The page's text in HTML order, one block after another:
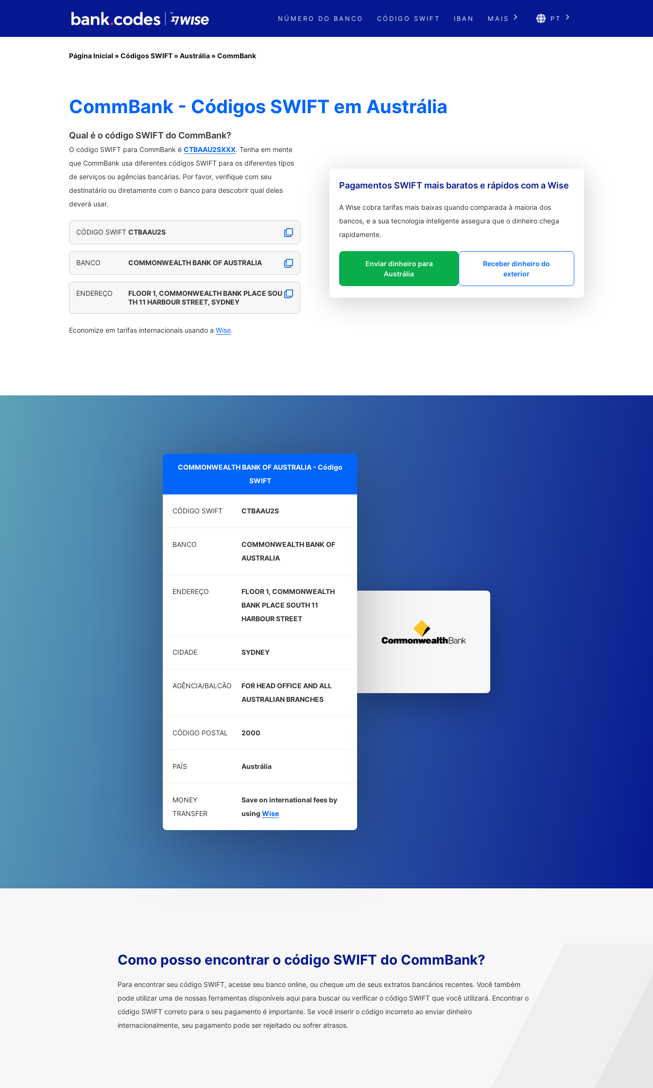
NÚMERO DO BANCO CÓDIGO SWIFT IBAN MAIS PT
Página Inicial » Códigos SWIFT » Austrália » CommBank
CommBank - Códigos SWIFT em Austrália
Qual é o código SWIFT do CommBank?
O código SWIFT para CommBank é CTBAAU2SXXX. Tenha em mente
que CommBank usa diferentes códigos SWIFT para os diferentes tipos
de serviços ou agências bancárias. Por favor, verifique com seu
destinatário ou diretamente com o banco para descobrir qual deles
deverá usar.
CÓDIGO SWIFT CTBAAU2S
BANCO COMMONWEALTH BANK OF AUSTRALIA
ENDEREÇO
FLOOR 1, COMMONWEALTH BANK PLACE SOU
TH 11 HARBOUR STREET, SYDNEY
Economize em tarifas internacionais usando a Wise.
Pagamentos SWIFT mais baratos e rápidos com a Wise
A Wise cobra tarifas mais baixas quando comparada à maioria dos
bancos, e a sua tecnologia inteligente assegura que o dinheiro chega
rapidamente.
Enviar dinheiro para
Austrália
Receber dinheiro do
exterior
COMMONWEALTH BANK OF AUSTRALIA - Código
SWIFT
CÓDIGO SWIFT CTBAAU2S
BANCO
COMMONWEALTH BANK OF
AUSTRALIA
ENDEREÇO
FLOOR 1, COMMONWEALTH
BANK PLACE SOUTH 11
HARBOUR STREET
CIDADE SYDNEY
AGÊNCIA/BALCÃO
FOR HEAD OFFICE AND ALL
AUSTRALIAN BRANCHES
CÓDIGO POSTAL 2000
PAÍS Austrália
MONEY
TRANSFER
Save on international fees by
using Wise
Como posso encontrar o código SWIFT do CommBank?
Para encontrar seu código SWIFT, acesse seu banco online, ou cheque um de seus extratos bancários recentes. Você também
pode utilizar uma de nossas ferramentas disponíveis aqui para buscar ou verificar o código SWIFT que você utilizará. Encontrar o
código SWIFT correto para o seu pagamento é importante. Se você inserir o código incorreto ao enviar dinheiro
internacionalmente, seu pagamento pode ser rejeitado ou sofrer atrasos.